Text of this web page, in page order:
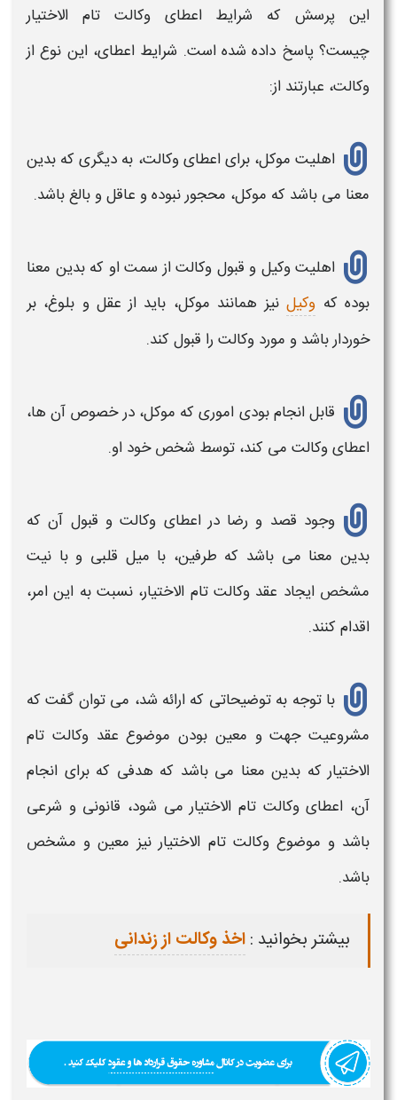
این پرسش که شرایط اعطای وکالت تام الاختیار
چیست؟پاسخ داده شده است. شرایط اعطای، این نوع از
وکالت، عبارتند از:
اهلیت موکل، برای اعطایوکالت، به دیگری که بدین
معنا می باشد که موکل، محجور نبوده و عاقل و بالغ باشد.
اهلیت وکیل و قبول وکالتاز سمت او که بدین معنا
بوده که وکیلنیز همانند موکل، باید از عقل و بلوغ، بر
خوردار باشد و مورد وکالت را قبول کند.
قابل انجام بودی اموری که موکل، در خصوص آن ها،
اعطایوکالت می کند، توسط شخص خود او.
وجود قصد و رضا دراعطای وکالتو قبول آن که
بدین معنا می باشد که طرفین، با میل قلبی و با نیت
مشخص ایجاد عقد وکالت تام الاختیار، نسبت به این امر،
اقدام کنند.
با توجه به توضیحاتی که ارائه شد، می توان گفت که
مشروعیت جهت و معین بودن موضوع عقد وکالت تام
الاختیار که بدین معنا می باشد که هدفی که برای انجام
آن، اعطای وکالت تام الاختیار می شود، قانونی و شرعی
باشد و موضوعوکالت تام الاختیار نیز معین و مشخص
باشد.
بیشتر بخوانید :اخذ وکالت از زندانی